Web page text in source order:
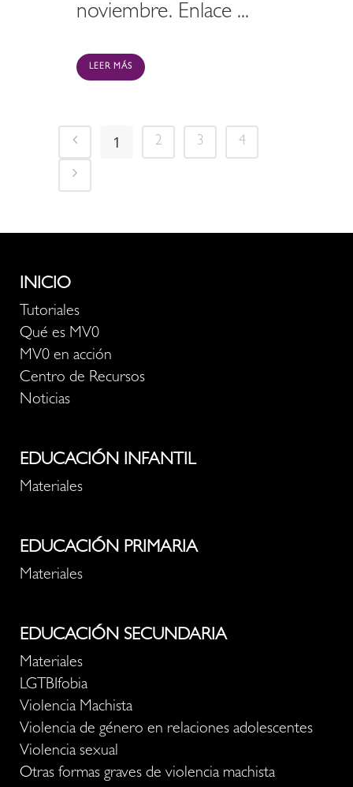
noviembre. Enlace ...
LEER MÁS
1 2 3 4
INICIO
Tutoriales
Qué es MV0
MV0 en acción
Centro de Recursos
Noticias
EDUCACIÓN INFANTIL
Materiales
EDUCACIÓN PRIMARIA
Materiales
EDUCACIÓN SECUNDARIA
Materiales
LGTBIfobia
Violencia Machista
Violencia de género en relaciones adolescentes
Violencia sexual
Otras formas graves de violencia machista